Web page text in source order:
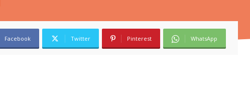
Facebook Twitter Pinterest WhatsApp